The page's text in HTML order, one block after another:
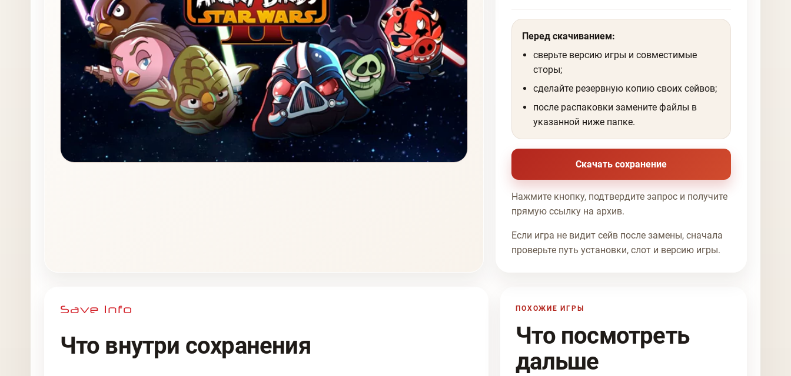
Перед скачиванием:
сверьте версию игры и совместимые
сторы;
сделайте резервную копию своих сейвов;
после распаковки замените файлы в
указанной ниже папке.
Скачать сохранение
Нажмите кнопку, подтвердите запрос и получите
прямую ссылку на архив.
Если игра не видит сейв после замены, сначала
проверьте путь установки, слот и версию игры.
Что внутри сохранения
ПОХОЖИЕ ИГРЫ
Что посмотреть
дальше